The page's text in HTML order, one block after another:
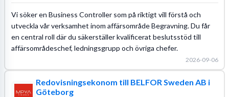
Vi söker en Business Controller som på riktigt vill förstå och
utveckla vår verksamhet inom affärsområde Begravning. Du får
en central roll där du säkerställer kvalificerat beslutsstöd till
affärsområdeschef, ledningsgrupp och övriga chefer.
2026-09-06
Redovisningsekonom till BELFOR Sweden AB i
Göteborg